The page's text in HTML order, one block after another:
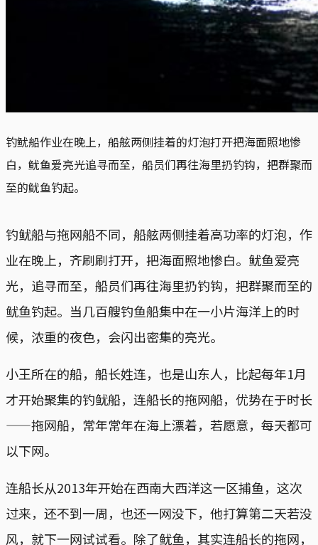
钓鱿船作业在晚上，船舷两侧挂着的灯泡打开把海面照地惨
白，鱿鱼爱亮光追寻而至，船员们再往海里扔钓钩，把群聚而
至的鱿鱼钓起。
钓鱿船与拖网船不同，船舷两侧挂着高功率的灯泡，作
业在晚上，齐刷刷打开，把海面照地惨白。鱿鱼爱亮
光，追寻而至，船员们再往海里扔钓钩，把群聚而至的
鱿鱼钓起。当几百艘钓鱼船集中在一小片海洋上的时
候，浓重的夜色，会闪出密集的亮光。
小王所在的船，船长姓连，也是山东人，比起每年1月
才开始聚集的钓鱿船，连船长的拖网船，优势在于时长
——拖网船，常年常年在海上漂着，若愿意，每天都可
以下网。
连船长从2013年开始在西南大西洋这一区捕鱼，这次
过来，还不到一周，也还一网没下，他打算第二天若没
风，就下一网试试看。除了鱿鱼，其实连船长的拖网，